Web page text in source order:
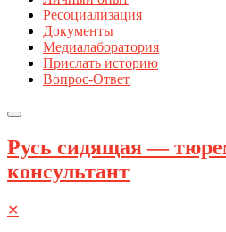
Ресоциализация
Документы
Медиалаборатория
Прислать историю
Вопрос-Ответ
Русь сидящая —
консультант
✕